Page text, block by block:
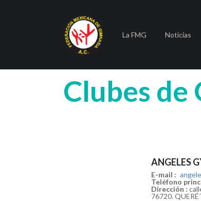
La FMG Noticias
Clubes de
ANGELES
E-mail :
Teléfono
Dirección :
76720.